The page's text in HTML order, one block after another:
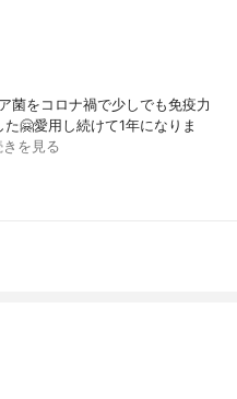
菌をコロナ禍で少しでも免疫力
🤗愛用し続けて1年になりま
きを見る